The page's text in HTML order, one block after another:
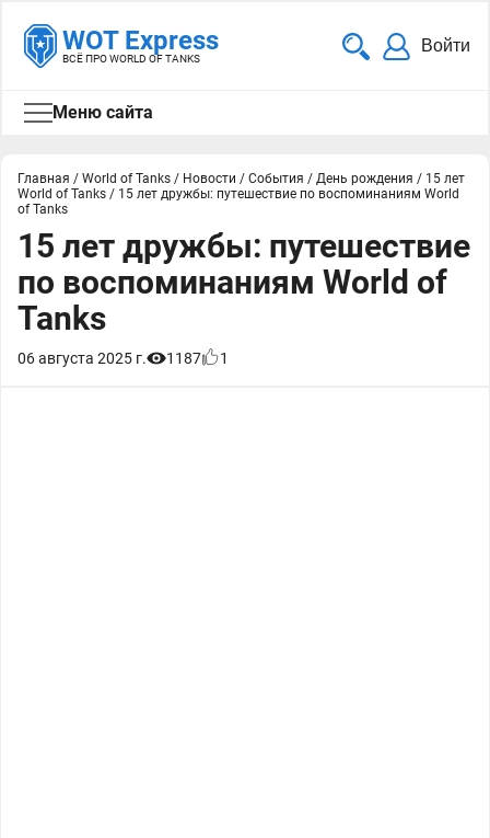
WOT Express
ВСЁ ПРО WORLD OF TANKS
Войти
Меню сайта
Главная / World of Tanks / Новости / События / День рождения / 15 лет
World of Tanks / 15 лет дружбы: путешествие по воспоминаниям World
of Tanks
15 лет дружбы: путешествие
по воспоминаниям World of
Tanks
06 августа 2025 г. 1187 1